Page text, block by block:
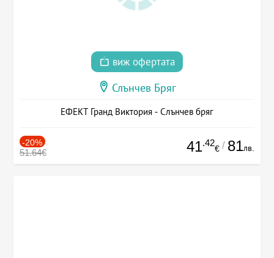
виж офертата
Слънчев Бряг
ЕФЕКТ Гранд Виктория - Слънчев бряг
-20%
51.64€ 41.42
€ / 81лв.